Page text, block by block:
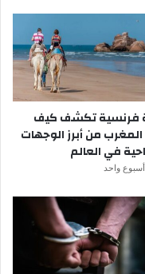
فرنسية تكشف كيف
من أبرز الوجهات
في العالم
واحد